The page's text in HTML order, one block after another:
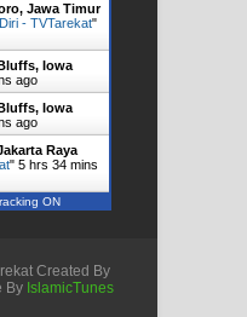
Jawa Timur
- TVTarekat"
Iowa
ago
Iowa
ago
Raya
" 5 hrs 34 mins
ON
Created By
By IslamicTunes